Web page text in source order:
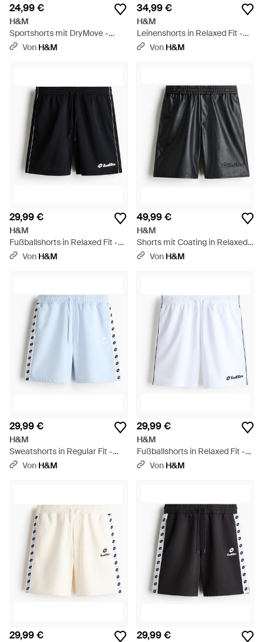
24,99 €
H&M
Sportshorts mit DryMove -
Schwarz
Von H&M
34,99 €
H&M
Leinenshorts in Relaxed Fit -
WeißVon H&M
29,99 €
H&M
Fußballshorts in Relaxed Fit -
Schwarz
Von H&M
49,99 €
H&M
Shorts mit Coating in Relaxed
Fit - Schwarz
Von H&M
29,99 €
H&M
Sweatshorts in Regular Fit -
BlauVon H&M
29,99 €
H&M
Fußballshorts in Relaxed Fit -
WeißVon H&M
29,99 € 29,99 €